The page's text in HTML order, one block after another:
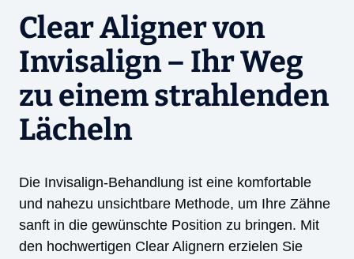
Clear Aligner von
Invisalign – Ihr Weg
zu einem strahlenden
Lächeln
Die Invisalign-Behandlung ist eine komfortable
und nahezu unsichtbare Methode, um Ihre Zähne
sanft in die gewünschte Position zu bringen. Mit
den hochwertigen Clear Alignern erzielen Sie